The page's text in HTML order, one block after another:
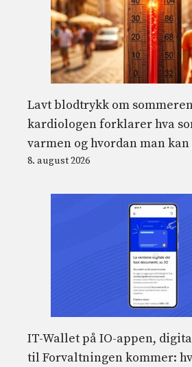
Lavt blodtrykk om
kardiologen forklarer hva
varmen og hvordan man
8. august 2026
IT-Wallet på IO-appen,
til Forvaltningen kommer: